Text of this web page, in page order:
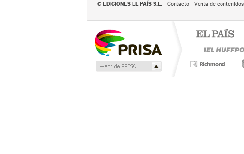
© EDICIONES EL PAÍS S.L. Contacto Venta de contenidos